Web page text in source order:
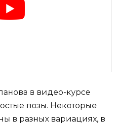
в видео-курсе
позы. Некоторые
в разных вариациях, в